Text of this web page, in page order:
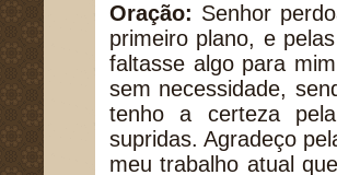
Oração: Senhor
primeiro plano, e
faltasse algo para
sem necessidade,
tenho a certeza
supridas. Agradeço
meu trabalho atual